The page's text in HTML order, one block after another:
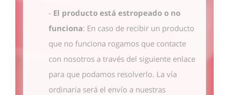
- El producto está estropeado o no
funciona: En caso de recibir un producto
que no funciona rogamos que contacte
con nosotros a través del siguiente enlace
para que podamos resolverlo. La vía
ordinaria será el envío a nuestras